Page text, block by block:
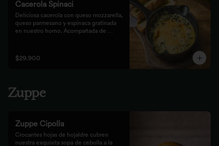
Cacerola Spinaci
Deliciosa cacerola con queso mozzarella,
queso parmesano y espinaca gratinada
en nuestro horno. Acompañada de
$29.900
Zuppe
Zuppe Cipolla
Crocantes hojas de hojaldre cubren
nuestra exquisita sopa de cebolla a la